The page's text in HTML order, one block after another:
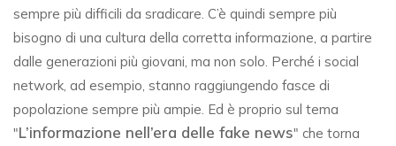
sempre più difficili da sradicare. C’è quindi sempre più
bisogno di una cultura della corretta informazione, a partire
dalle generazioni più giovani, ma non solo. Perché i social
network, ad esempio, stanno raggiungendo fasce di
popolazione sempre più ampie. Ed è proprio sul tema
"L’informazione nell’era delle fake news" che torna